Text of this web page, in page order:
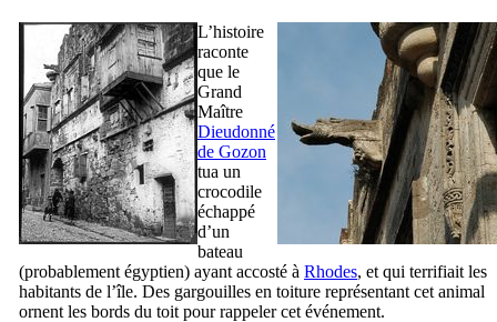
L’histoire
raconte
que le
Grand
Maître
Dieudonné
de Gozon
tua un
crocodile
échappé
d’un
bateau
(probablement égyptien) ayant accosté à Rhodes, et qui terrifiait les
habitants de l’île. Des gargouilles en toiture représentant cet animal
ornent les bords du toit pour rappeler cet événement.